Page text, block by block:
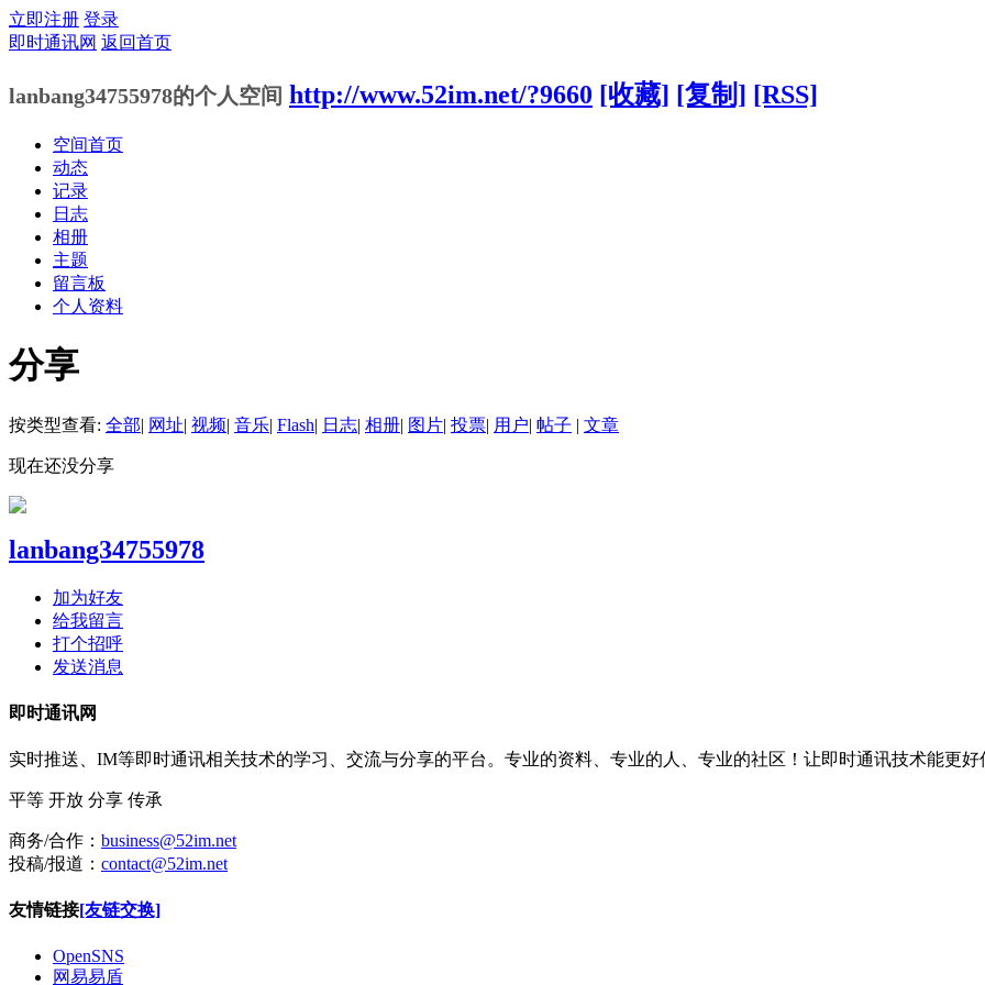
立即注册 登录
即时通讯网 返回首页
lanbang34755978的个人空间 http://www.52im.net/?9660 [收藏] [复制] [RSS]
空间首页
动态
记录
日志
相册
主题
留言板
个人资料
分享
按类型查看: 全部| 网址| 视频| 音乐| Flash| 日志| 相册| 图片| 投票| 用户| 帖子 | 文章
现在还没分享
lanbang34755978
加为好友
给我留言
打个招呼
发送消息
即时通讯网
实时推送、IM等即时通讯相关技术的学习、交流与分享的平台。专业的资料、专业的人、专业的社区！让即时通讯技术能更好
平等 开放 分享 传承
商务/合作： business@52im.net
投稿/报道： contact@52im.net
友情链接[友链交换]
OpenSNS
网易易盾